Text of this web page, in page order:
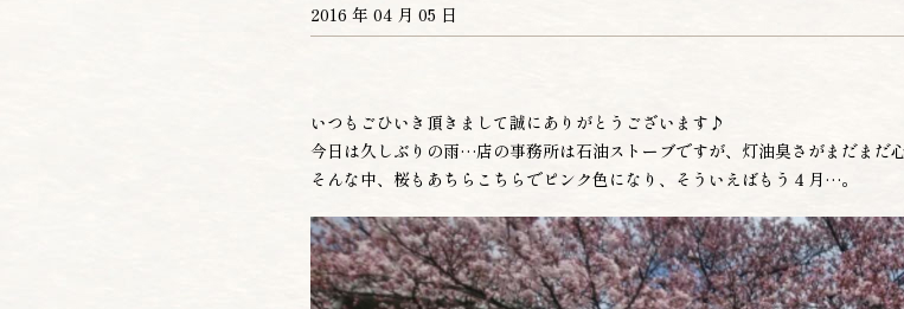
2016 年 04 月 05 日
いつもごひいき頂きまして誠にありがとうございます♪
今日は久しぶりの雨…店の事務所は石油ストーブですが、灯油臭さがまだまだ
そんな中、桜もあちらこちらでピンク色になり、そういえばもう４月…。